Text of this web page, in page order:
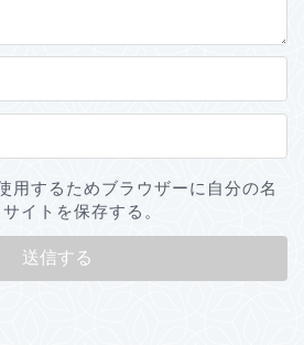
用するためブラウザーに自分の名
イトを保存する。